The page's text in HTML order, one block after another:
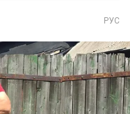
РУС